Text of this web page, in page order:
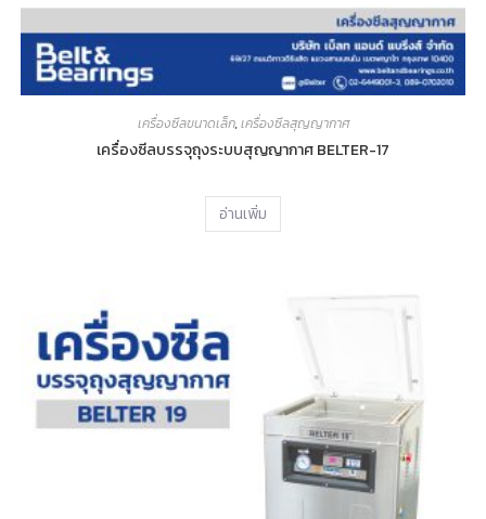
เครื่องซีลขนาดเล็ก,เครื่องซีลสุญญากาศ
เครื่องซีลบรรจุถุงระบบสุญญากาศ BELTER-17
อ่านเพิ่ม